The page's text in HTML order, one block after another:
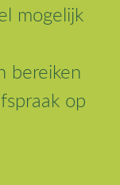
mogelijk
bereiken
op